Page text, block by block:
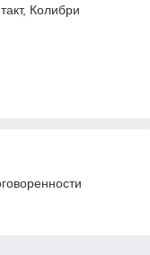
Колибри